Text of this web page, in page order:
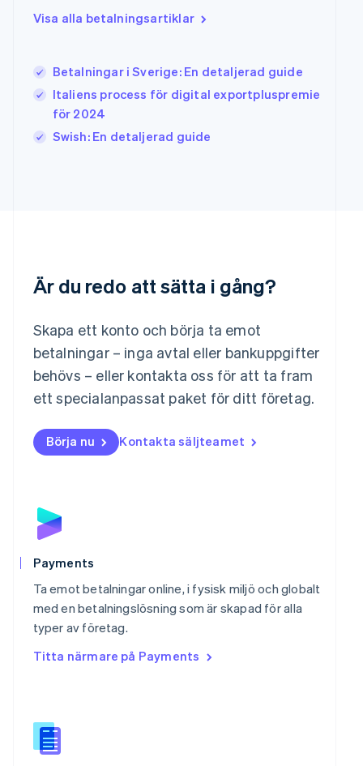
Visa alla betalningsartiklar
Betalningar i Sverige: En detaljerad guide
Italiens process för digital exportpluspremie
för 2024
Swish: En detaljerad guide
Är du redo att sätta i gång?
Skapa ett konto och börja ta emot
betalningar – inga avtal eller bankuppgifter
behövs – eller kontakta oss för att ta fram
ett specialanpassat paket för ditt företag.
Börja nu Kontakta säljteamet
Payments
Ta emot betalningar online, i fysisk miljö och globalt
med en betalningslösning som är skapad för alla
typer av företag.
Titta närmare på Payments
Italien
日本語 English
Kanada
EnglishFrançais
Kroatien
English Italiano
Lettland
Malaysia
English
Mexiko
EspañolEnglish
Nederländerna
NederlandsEnglish
English
Nya Zeeland
Português
English
DeutschFrançaisItalianoEnglish
Singapore
English简体中文
English
Español
Storbritannien
English